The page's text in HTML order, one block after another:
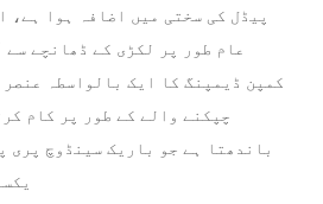
پیڈل کی سختی میں اضافہ ہوا ہے،
عام طور پر لکڑی کے ڈھانچے سے
کمپن ڈیمپنگ کا ایک بالواسطہ
چپکنے والے کے طور پر کام
باندھتا ہے جو باریک سینڈوچ پری